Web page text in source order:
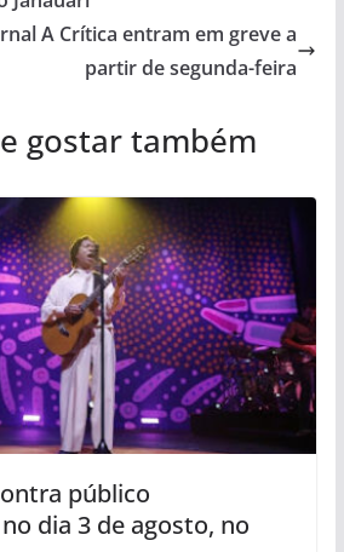
A Crítica entram em greve a
partir de segunda-feira
gostar também
público
dia 3 de agosto, no